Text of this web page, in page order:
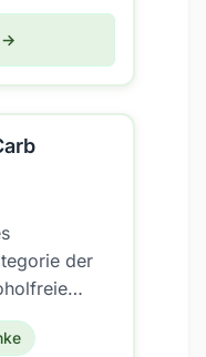
→
der